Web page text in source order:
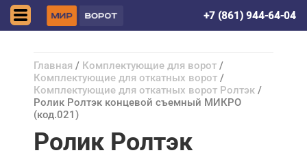
+7 (861) 944-64-04
Главная / Комплектующие для ворот /
Комплектующие для откатных ворот /
Комплектующие для откатных ворот Ролтэк /
Ролик Ролтэк концевой съемный МИКРО
(код.021)
Ролик Ролтэк